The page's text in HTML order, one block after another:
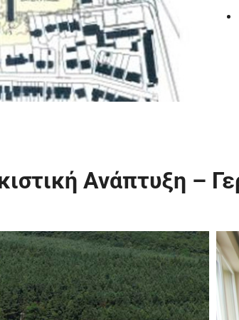
Ανάπτυξη –